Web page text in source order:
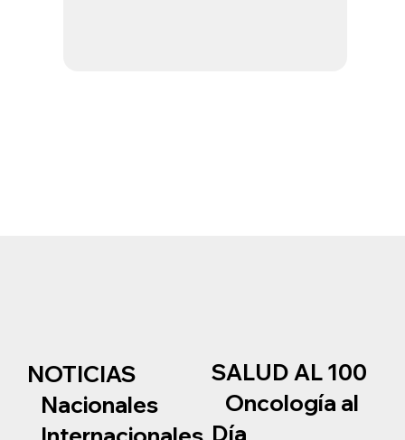
NOTICIAS
Nacionales
SALUD AL 100
Oncología al
Día